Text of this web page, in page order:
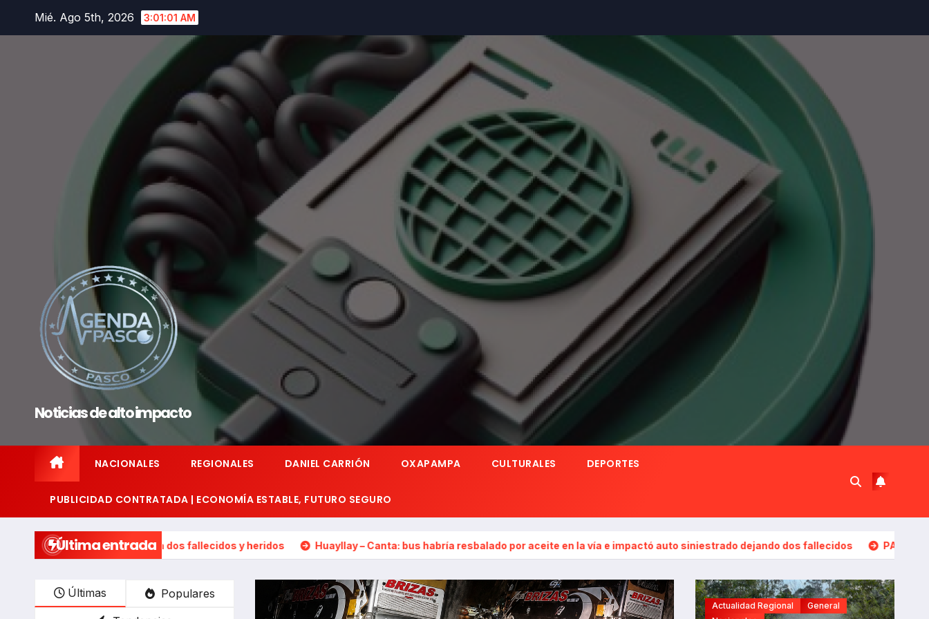
Mié. Ago 5th, 2026 3:01:03 AM
Noticias de alto impacto
NACIONALES REGIONALES DANIEL CARRIÓN OXAPAMPA CULTURALES DEPORTES
PUBLICIDAD CONTRATADA | ECONOMÍA ESTABLE, FUTURO SEGURO
Última entrada
extremo deja dos fallecidos y heridos Huayllay – Canta: bus habría resbalado por aceite en la vía e impactó auto siniestrado dejando dos fallecidos PASCO: Trágica
Últimas
Populares
Actualidad Regional
General